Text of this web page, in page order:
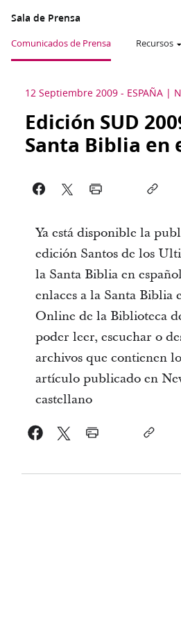
Sala de Prensa
Comunicados de Prensa Recursos
12 Septiembre 2009 - ESPAÑA
Edición SUD
Santa Biblia en
Ya está disponible la
edición Santos de los
la Santa Biblia en
enlaces a la Santa Biblia
Online de la Biblioteca
poder leer, escuchar o
archivos que contienen
artículo publicado en
castellano